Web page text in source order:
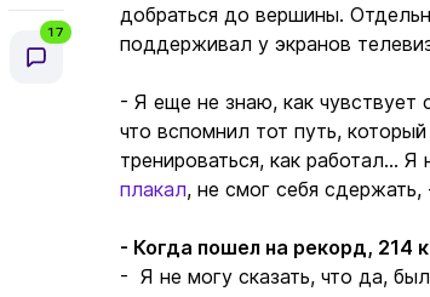
17
добраться до вершины.
поддерживал у экранов
- Я еще не знаю, как чувствует
что вспомнил тот путь,
тренироваться, как работал...
плакал, не смог себя
- Когда пошел на рекорд, 214
- Я не могу сказать, что да,